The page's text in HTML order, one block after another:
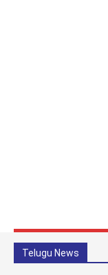
Telugu News